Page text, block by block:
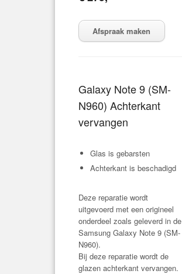
Afspraak maken
Galaxy Note 9 (SM-
N960) Achterkant
vervangen
Glas is gebarsten
Achterkant is beschadigd
Deze reparatie wordt
uitgevoerd met een origineel
onderdeel zoals geleverd in de
Samsung Galaxy Note 9 (SM-
N960).
Bij deze reparatie wordt de
glazen achterkant vervangen.